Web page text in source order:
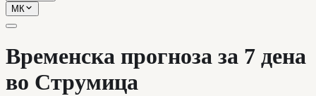
МК
Временска прогноза за 7 дена
во Струмица